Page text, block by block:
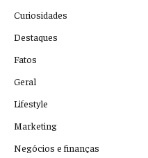
Curiosidades
Destaques
Fatos
Geral
Lifestyle
Marketing
Negócios e finanças